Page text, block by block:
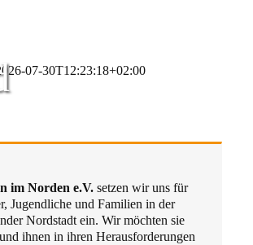
07-30T12:23:18+02:00
im Norden e.V. setzen wir uns für
Jugendliche und Familien in der
Nordstadt ein. Wir möchten sie
ihnen in ihren Herausforderungen